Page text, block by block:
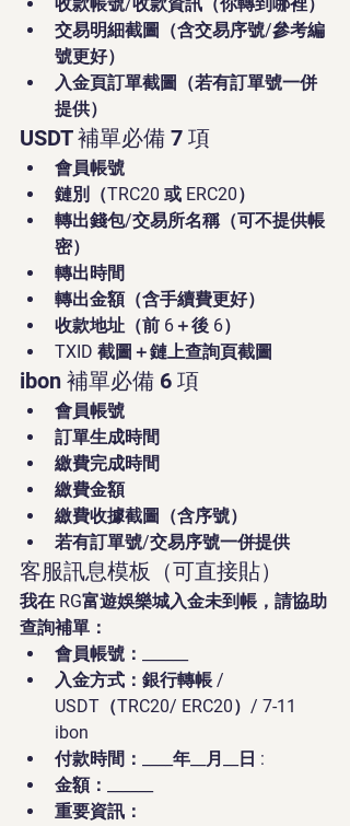
收款帳號/收款資訊（你轉到哪裡）
交易明細截圖（含交易序號/參考編
號更好）
入金頁訂單截圖（若有訂單號一併
提供）
USDT 補單必備 7 項
會員帳號
鏈別（TRC20 或 ERC20）
轉出錢包/交易所名稱（可不提供帳
密）
轉出時間
轉出金額（含手續費更好）
收款地址（前 6＋後 6）
TXID 截圖＋鏈上查詢頁截圖
ibon 補單必備 6 項
會員帳號
訂單生成時間
繳費完成時間
繳費金額
繳費收據截圖（含序號）
若有訂單號/交易序號一併提供
客服訊息模板（可直接貼）
我在 RG富遊娛樂城入金未到帳，請協助
查詢補單：
會員帳號：______
入金方式：銀行轉帳 /
USDT（TRC20/ ERC20）/ 7-11
ibon
付款時間：____年__月__日 :
金額：______
重要資訊：